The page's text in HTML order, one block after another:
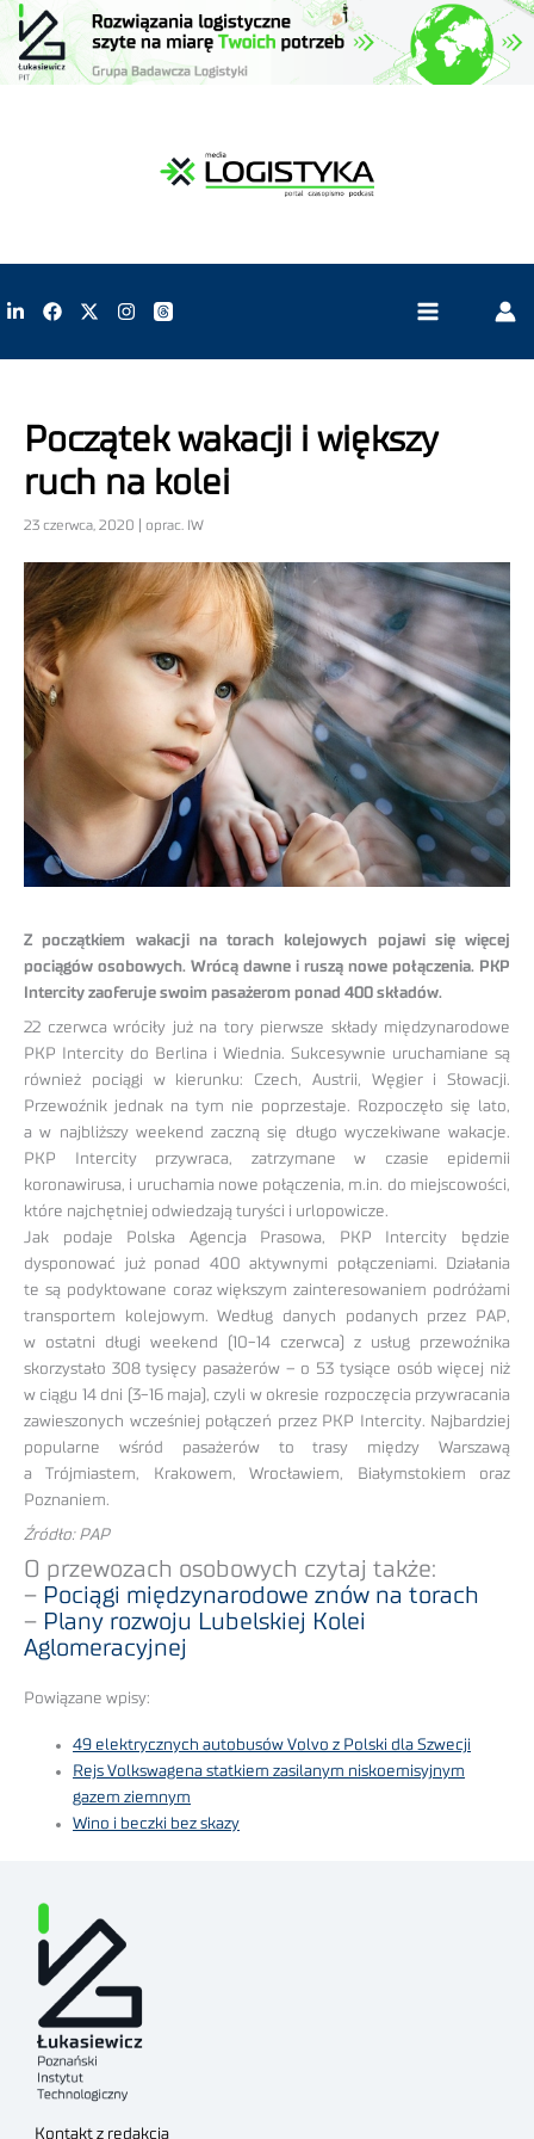
Początek wakacji i większy
ruch na kolei
23 czerwca, 2020 | oprac. IW
Z początkiem wakacji na torach kolejowych pojawi się więcej
pociągów osobowych. Wrócą dawne i ruszą nowe połączenia. PKP
Intercity zaoferuje swoim pasażerom ponad 400 składów.
22 czerwca wróciły już na tory pierwsze składy międzynarodowe
PKP Intercity do Berlina i Wiednia. Sukcesywnie uruchamiane są
również pociągi w kierunku: Czech, Austrii, Węgier i Słowacji.
Przewoźnik jednak na tym nie poprzestaje. Rozpoczęło się lato,
a w najbliższy weekend zaczną się długo wyczekiwane wakacje.
PKP Intercity przywraca, zatrzymane w czasie epidemii
koronawirusa, i uruchamia nowe połączenia, m.in. do miejscowości,
które najchętniej odwiedzają turyści i urlopowicze.
Jak podaje Polska Agencja Prasowa, PKP Intercity będzie
dysponować już ponad 400 aktywnymi połączeniami. Działania
te są podyktowane coraz większym zainteresowaniem podróżami
transportem kolejowym. Według danych podanych przez PAP,
w ostatni długi weekend (10-14 czerwca) z usług przewoźnika
skorzystało 308 tysięcy pasażerów – o 53 tysiące osób więcej niż
w ciągu 14 dni (3-16 maja), czyli w okresie rozpoczęcia przywracania
zawieszonych wcześniej połączeń przez PKP Intercity. Najbardziej
popularne wśród pasażerów to trasy między Warszawą
a Trójmiastem, Krakowem, Wrocławiem, Białymstokiem oraz
Poznaniem.
Źródło: PAP
O przewozach osobowych czytaj także:
– Pociągi międzynarodowe znów na torach
– Plany rozwoju Lubelskiej Kolei
Aglomeracyjnej
Powiązane wpisy:
49 elektrycznych autobusów Volvo z Polski dla Szwecji
Rejs Volkswagena statkiem zasilanym niskoemisyjnym
gazem ziemnym
Wino i beczki bez skazy
Kontakt z redakcją